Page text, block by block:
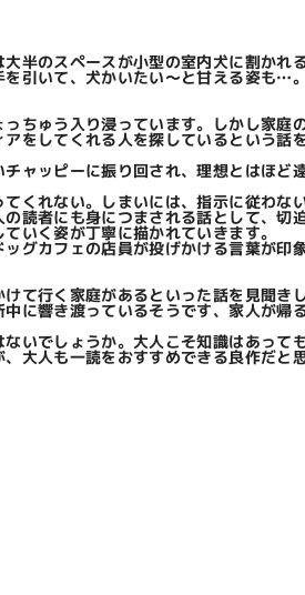
半のスペースが小型の室内犬に割かれ
引いて、犬かいたい～と甘える姿も…。
ゅう入り浸っています。しかし家庭
をしてくれる人を探しているという話
ッピーに振り回され、理想とはほど
れない。しまいには、指示に従わな
者にも身につまされる話として、切
いく姿が丁寧に描かれていきます。
グカフェの店員が投げかける言葉が印
て行く家庭があるといった話を見聞き
に響き渡っているそうです、家人が帰
いでしょうか。大人こそ知識はあって
大人も一読をおすすめできる良作だと思